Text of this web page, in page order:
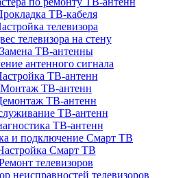
ТВ-кабеля
телевизора
телевизора на стену
Замена ТВ-антенны
антенного сигнала
ТВ-антенн
Монтаж ТВ-антенн
ТВ-антенн
ТВ-антенн
ТВ-антенн
и подключение Смарт ТВ
Смарт ТВ
телевизоров
неисправностей телевизоров